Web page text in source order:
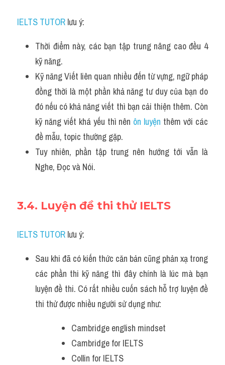
IELTS TUTOR lưu ý:
Thời điểm này, các bạn tập trung nâng cao đều 4
kỹ năng.
Kỹ năng Viết liên quan nhiều đến từ vựng, ngữ pháp
đồng thời là một phần khả năng tư duy của bạn do
đó nếu có khả năng viết thì bạn cải thiện thêm. Còn
kỹ năng viết khá yếu thì nên ôn luyện thêm với các
đề mẫu, topic thường gặp.
Tuy nhiên, phần tập trung nên hướng tới vẫn là
Nghe, Đọc và Nói.
3.4. Luyện đề thi thử IELTS
IELTS TUTOR lưu ý:
Sau khi đã có kiến thức căn bản cũng phản xạ trong
các phần thi kỹ năng thì đây chính là lúc mà bạn
luyện đề thi. Có rất nhiều cuốn sách hỗ trợ luyện đề
thi thử được nhiều người sử dụng như:
Cambridge english mindset
Cambridge for IELTS
Collin for IELTS